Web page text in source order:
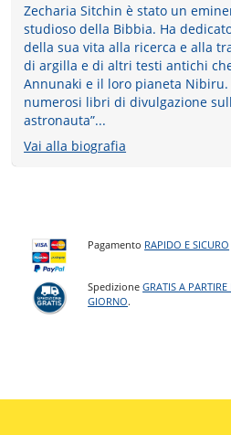
Zecharia Sitchin è stato un
studioso della Bibbia. Ha
della sua vita alla ricerca e alla
di argilla e di altri testi antichi
Annunaki e il loro pianeta Nibiru.
numerosi libri di divulgazione
astronauta”...
Vai alla biografia
Pagamento RAPIDO E SICURO
SpedizioneGRATIS A
GIORNO.